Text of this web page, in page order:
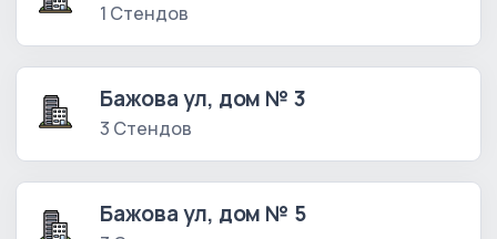
1 Стендов
Бажова ул, дом № 3
3 Стендов
Бажова ул, дом № 5